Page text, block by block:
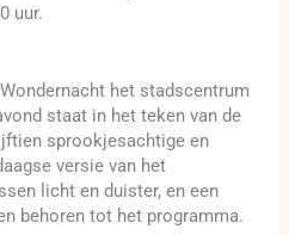
uur.
het stadscentrum
staat in het teken van de
sprookjesachtige en
versie van het
licht en duister, en een
behoren tot het programma.